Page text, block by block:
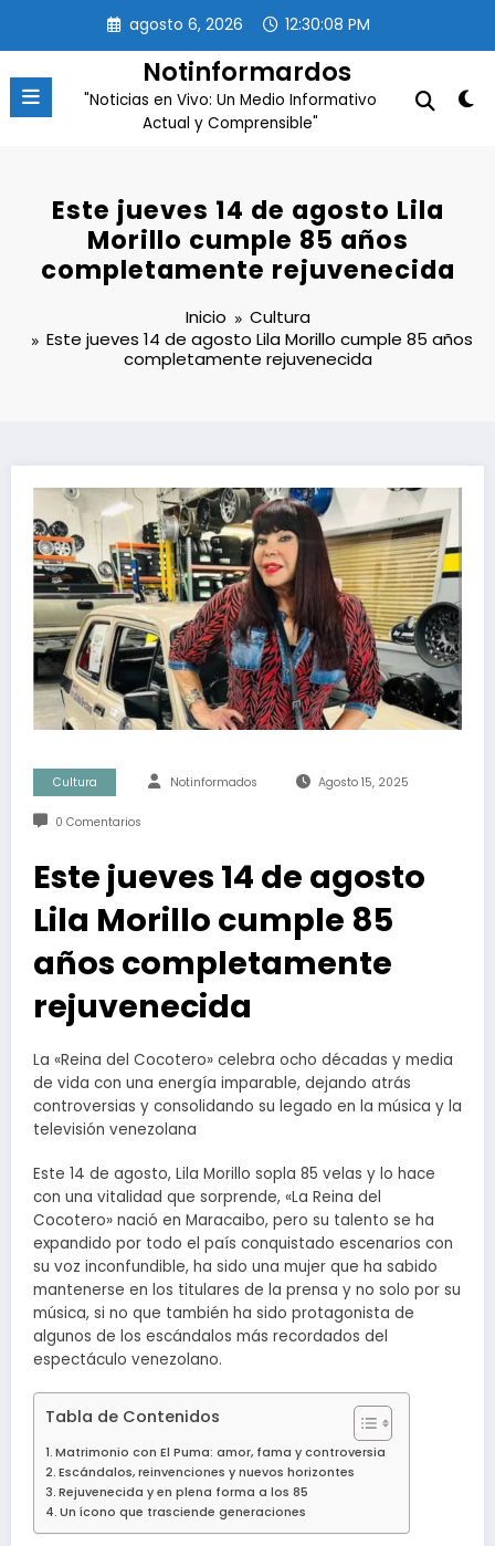
contenido
agosto 6, 2026 12:30:08 PM
Notinformardos
"Noticias en Vivo: Un Medio Informativo
Actual y Comprensible"
Este jueves 14 de agosto Lila
Morillo cumple 85 años
completamente rejuvenecida
Inicio
Cultura
Este jueves 14 de agosto Lila Morillo cumple 85 años
completamente rejuvenecida
Cultura Notinformados Agosto 15, 2025
0 Comentarios
Este jueves 14 de agosto
Lila Morillo cumple 85
años completamente
rejuvenecida
La «Reina del Cocotero» celebra ocho décadas y media
de vida con una energía imparable, dejando atrás
controversias y consolidando su legado en la música y la
televisión venezolana
Este 14 de agosto, Lila Morillo sopla 85 velas y lo hace
con una vitalidad que sorprende, «La Reina del
Cocotero» nació en Maracaibo, pero su talento se ha
expandido por todo el país conquistado escenarios con
su voz inconfundible, ha sido una mujer que ha sabido
mantenerse en los titulares de la prensa y no solo por su
música, si no que también ha sido protagonista de
algunos de los escándalos más recordados del
espectáculo venezolano.
Tabla de Contenidos
Matrimonio con El Puma: amor, fama y controversia
Escándalos, reinvenciones y nuevos horizontes
Rejuvenecida y en plena forma a los 85
Un ícono que trasciende generaciones